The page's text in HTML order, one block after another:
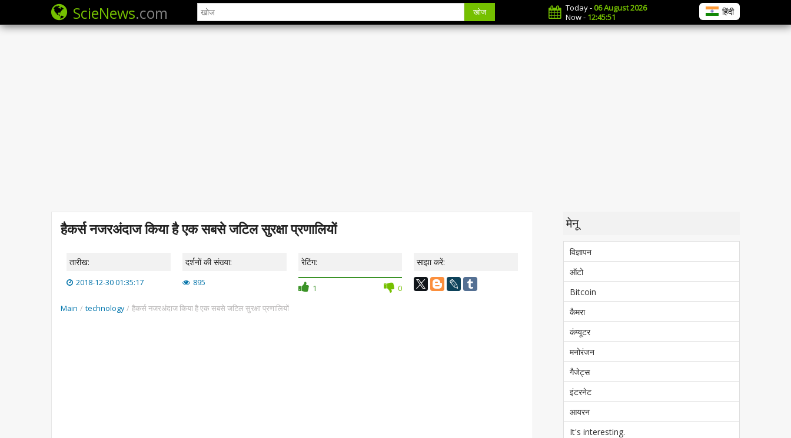
ScieNews.com खोज Today -06 August 2026
Now - 12:45:52 हिंदी
हैकर्स नजरअंदाज किया है एक सबसे जटिल सुरक्षा प्रणालियों
तारीख:
2018-12-30 01:35:17
दर्शनों की संख्या:
895
रेटिंग:
1 0
साझा करें:
Main / technology / हैकर्स नजरअंदाज किया है एक सबसे जटिल सुरक्षा प्रणालियों
मेनू
विज्ञापन
ऑटो
Bitcoin
कैमरा
कंप्यूटर
मनोरंजन
गैजेट्स
इंटरनेट
आयरन
It's interesting.